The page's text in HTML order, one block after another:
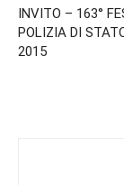
INVITO – 163°
POLIZIA DI
2015